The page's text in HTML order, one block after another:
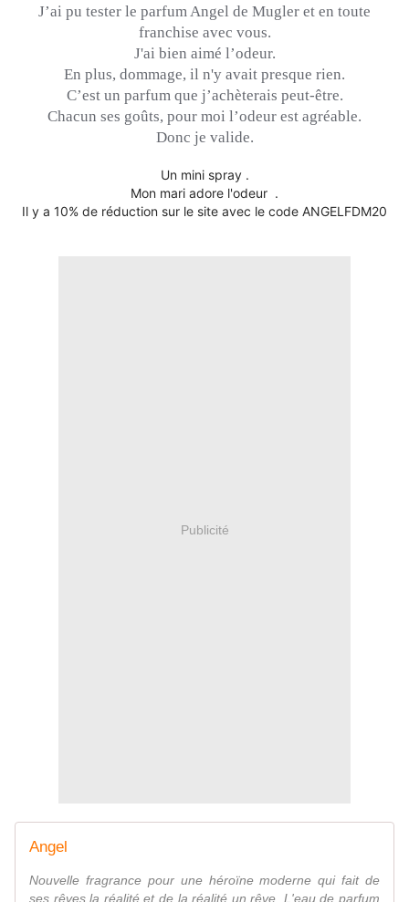
J’ai pu tester le parfum Angel de Mugler et en toute
franchise avec vous.
J'ai bien aimé l’odeur.
En plus, dommage, il n'y avait presque rien.
C’est un parfum que j’achèterais peut-être.
Chacun ses goûts, pour moi l’odeur est agréable.
Donc je valide.
Un mini spray .
Mon mari adore l'odeur .
Il y a 10% de réduction sur le site avec le code ANGELFDM20
Publicité
Angel
Nouvelle fragrance pour une héroïne moderne qui fait de
ses rêves la réalité et de la réalité un rêve. L'eau de parfum